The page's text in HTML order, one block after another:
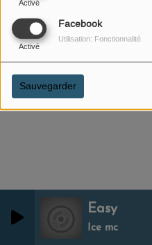
Activé
Facebook
Activé
Utilisation: Fonctionnalité
Sauvegarder
Easy
Ice mc
0
01 FÉVRIER 2022
ÉCOUTER LE PODCAST
La peine de mort (Camille)